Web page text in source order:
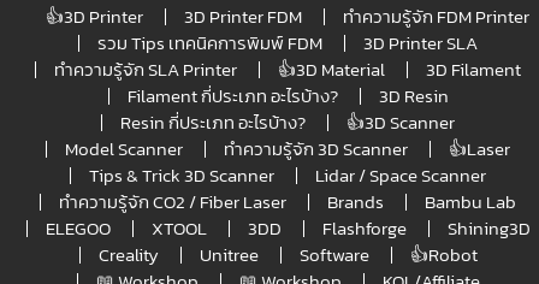
👍3D Printer 3D Printer FDM
ทำความรู้จัก FDM Printer
รวม Tips เทคนิคการพิมพ์ FDM
3D Printer SLA
ทำความรู้จัก SLA Printer
👍3D Material
3D Filament
Filament กี่ประเภท อะไรบ้าง?
3D Resin
Resin กี่ประเภท อะไรบ้าง?
👍3D Scanner
Model Scanner
ทำความรู้จัก 3D Scanner
👍Laser
Tips & Trick 3D Scanner
Lidar / Space Scanner
ทำความรู้จัก CO2 / Fiber Laser
Brands
Bambu Lab
ELEGOO
XTOOL 3DD Flashforge
Shining3D
Creality
Unitree Software
👍Robot